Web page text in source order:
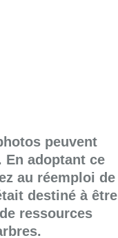
peuvent
adoptant ce
au réemploi de
destiné à être
ressources